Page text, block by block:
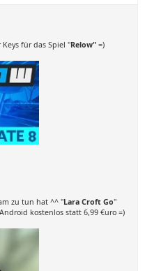
für das Spiel "Relow" =)
zu tun hat ^^ "Lara Croft Go"
kostenlos statt 6,99 €uro =)